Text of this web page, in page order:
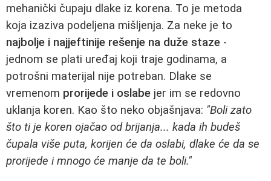
mehanički čupaju dlake iz korena. To je metoda
koja izaziva podeljena mišljenja. Za neke je to
najbolje i najjeftinije rešenje na duže staze -
jednom se plati uređaj koji traje godinama, a
potrošni materijal nije potreban. Dlake se
vremenom prorijede i oslabe jer im se redovno
uklanja koren. Kao što neko objašnjava: "Boli zato
što ti je koren ojačao od brijanja... kada ih budeš
čupala više puta, korijen će da oslabi, dlake će da se
prorijede i mnogo će manje da te boli."